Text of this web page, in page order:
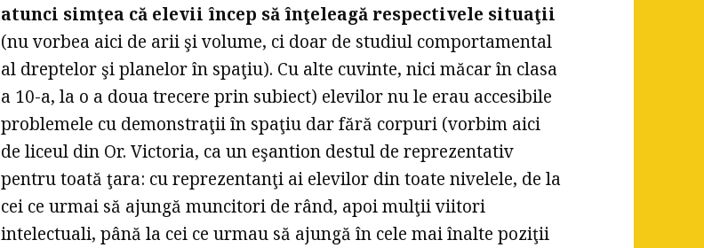
atunci simţea că elevii încep să înţeleagă respectivele situaţii
(nu vorbea aici de arii şi volume, ci doar de studiul comportamental
al dreptelor şi planelor în spaţiu). Cu alte cuvinte, nici măcar în clasa
a 10-a, la o a doua trecere prin subiect) elevilor nu le erau accesibile
problemele cu demonstraţii în spaţiu dar fără corpuri (vorbim aici
de liceul din Or. Victoria, ca un eşantion destul de reprezentativ
pentru toată ţara: cu reprezentanţi ai elevilor din toate nivelele, de la
cei ce urmai să ajungă muncitori de rând, apoi mulţii viitori
intelectuali, până la cei ce urmau să ajungă în cele mai înalte poziţii